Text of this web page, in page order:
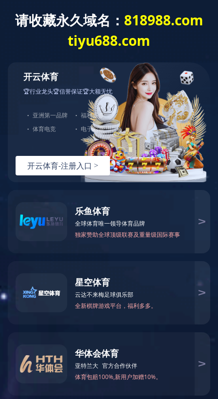
历届毕业校友合照
当前位置：乐竞（中国）一站式体育服务> 校友之家> 历届毕业校友合照>
2021届信息学院毕业生合照
发布日期：2025-06-10
2021届本科生毕业合照